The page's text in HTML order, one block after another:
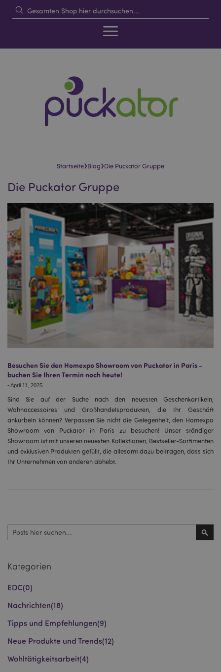
Startseite›Blog›Die Puckator Gruppe
Die Puckator Gruppe
Besuchen Sie den Homexpo Showroom von Puckator in Paris -
buchen Sie Ihren Termin noch heute!
- April 11, 2025
Sind Sie auf der Suche nach den neuesten Geschenkartikeln,
Wohnaccessoires und Großhandelsprodukten, die Ihr Geschäft
ankurbeln können? Verpassen Sie nicht die Gelegenheit, den Homexpo
Showroom von Puckator in Paris zu besuchen! Unser ständiger
Showroom ist mit unseren neuesten Kollektionen, Bestseller-Sortimenten
und exklusiven Produkten gefüllt, die allesamt dazu beitragen, dass sich
Ihr Unternehmen von anderen abhebt.
Suchen
Kategorien
EDC(0)
Nachrichten(18)
Tipps und Empfehlungen(9)
Neue Produkte und Trends(12)
Wohltätigkeitsarbeit(4)